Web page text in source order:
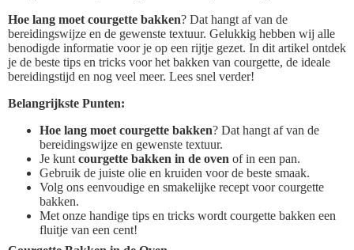
Hoe lang moet courgette bakken? Dat hangt af van de
bereidingswijze en de gewenste textuur. Gelukkig hebben wij alle
benodigde informatie voor je op een rijtje gezet. In dit artikel ontdek
je de beste tips en tricks voor het bakken van courgette, de ideale
bereidingstijd en nog veel meer. Lees snel verder!
Belangrijkste Punten:
Hoe lang moet courgette bakken? Dat hangt af van de
bereidingswijze en gewenste textuur.
Je kunt courgette bakken in de oven of in een pan.
Gebruik de juiste olie en kruiden voor de beste smaak.
Volg ons eenvoudige en smakelijke recept voor courgette
bakken.
Met onze handige tips en tricks wordt courgette bakken een
fluitje van een cent!